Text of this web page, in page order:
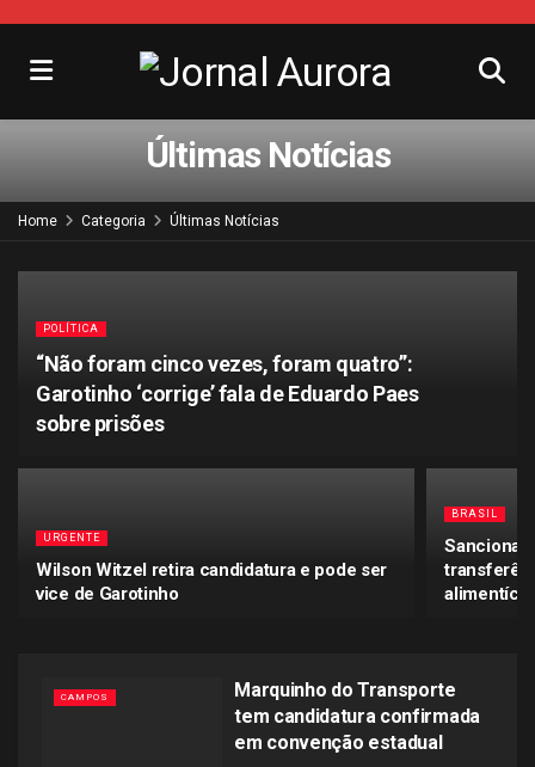
Últimas Notícias
Home Categoria Últimas Notícias
POLÍTICA
“Não foram cinco vezes, foram quatro”:
Garotinho ‘corrige’ fala de Eduardo Paes
sobre prisões
URGENTE
Wilson Witzel retira candidatura e pode ser
vice de Garotinho
BRASIL
alimentícia
CAMPOS
Marquinho do Transporte
tem candidatura confirmada
em convenção estadual